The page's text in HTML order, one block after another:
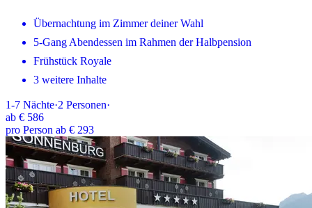
Übernachtung im Zimmer deiner Wahl
5-Gang Abendessen im Rahmen der Halbpension
Frühstück Royale
3 weitere Inhalte
1-7 Nächte·2 Personen·
ab € 586
pro Person ab € 293